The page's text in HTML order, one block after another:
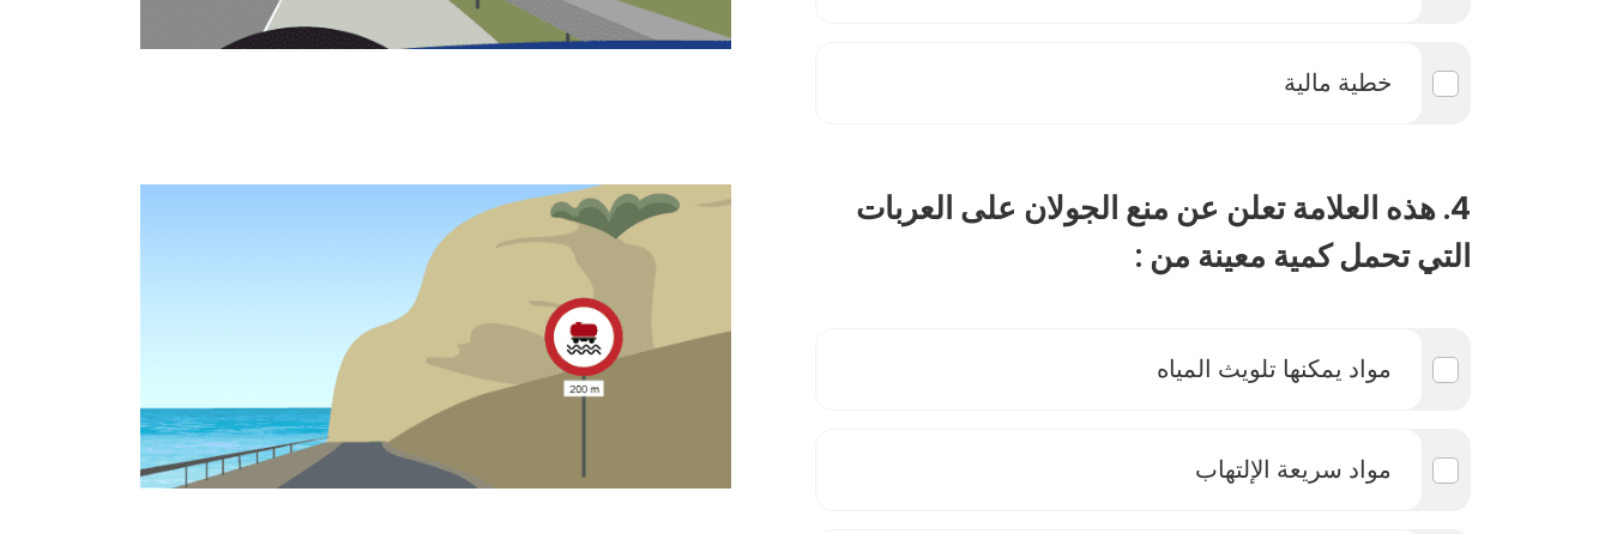
خطية مالية
4. هذه العلامة تعلن عن منع الجولان على العربات
التي تحمل كمية معينة من :
مواد يمكنها تلويث المياه
مواد سريعة الإلتهاب